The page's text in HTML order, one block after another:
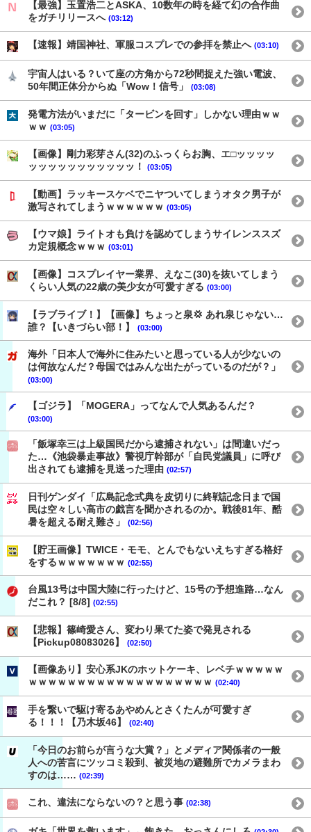
【最強】玉置浩二とASKA、10数年の時を経て幻の合作曲
をガチリリースへ (03:12)
【速報】靖国神社、軍服コスプレでの参拝を禁止へ (03:10)
宇宙人はいる？いて座の方角から72秒間捉えた強い電波、
50年間正体分からぬ「Wow！信号」
(03:08)
発電方法がいまだに「タービンを回す」しかない理由ｗｗ
ｗｗ (03:05)
【画像】剛力彩芽さん(32)のふっくらお胸、エ□ッッッッ
ッッッッッッッッッッッ！
(03:05)
【動画】ラッキースケベでニヤついてしまうオタク男子が
激写されてしまうｗｗｗｗｗｗ (03:05)
【ウマ娘】ライトオも負けを認めてしまうサイレンススズ
カ定規概念ｗｗｗ (03:01)
【画像】コスプレイヤー業界、えなこ(30)を抜いてしまう
くらい人気の22歳の美少女が可愛すぎる (03:00)
【ラブライブ！】【画像】ちょっと泉💢 あれ泉じゃない…
誰？【いきづらい部！】
(03:00)
海外「日本人で海外に住みたいと思っている人が少ないの
は何故なんだ？母国ではみんな出たがっているのだが？」
(03:00)
【ゴジラ】「MOGERA」ってなんで人気あるんだ？
(03:00)
「飯塚幸三は上級国民だから逮捕されない」は間違いだっ
た…《池袋暴走事故》警視庁幹部が「自民党議員」に呼び
出されても逮捕を見送った理由 (02:57)
日刊ゲンダイ「広島記念式典を皮切りに終戦記念日まで国
民は空々しい高市の戯言を聞かされるのか。戦後81年、酷
暑を超える耐え難さ」
(02:56)
【貯王画像】TWICE・モモ、とんでもないえちすぎる格好
をするｗｗｗｗｗｗｗ (02:55)
台風13号は中国大陸に行ったけど、15号の予想進路…なん
だこれ？ [8/8] (02:55)
【悲報】篠崎愛さん、変わり果てた姿で発見される
【Pickup08083026】
(02:50)
【画像あり】安心系JKのホットケーキ、レベチｗｗｗｗｗ
ｗｗｗｗｗｗｗｗｗｗｗｗｗｗｗｗｗｗｗ (02:40)
手を繋いで駆け寄るあやめんとさくたんが可愛すぎ
る！！！【乃木坂46】
(02:40)
「今日のお前らが言うな大賞？」とメディア関係者の一般
人への苦言にツッコミ殺到、被災地の避難所でカメラまわ
すのは…… (02:39)
これ、違法にならないの？と思う事 (02:38)